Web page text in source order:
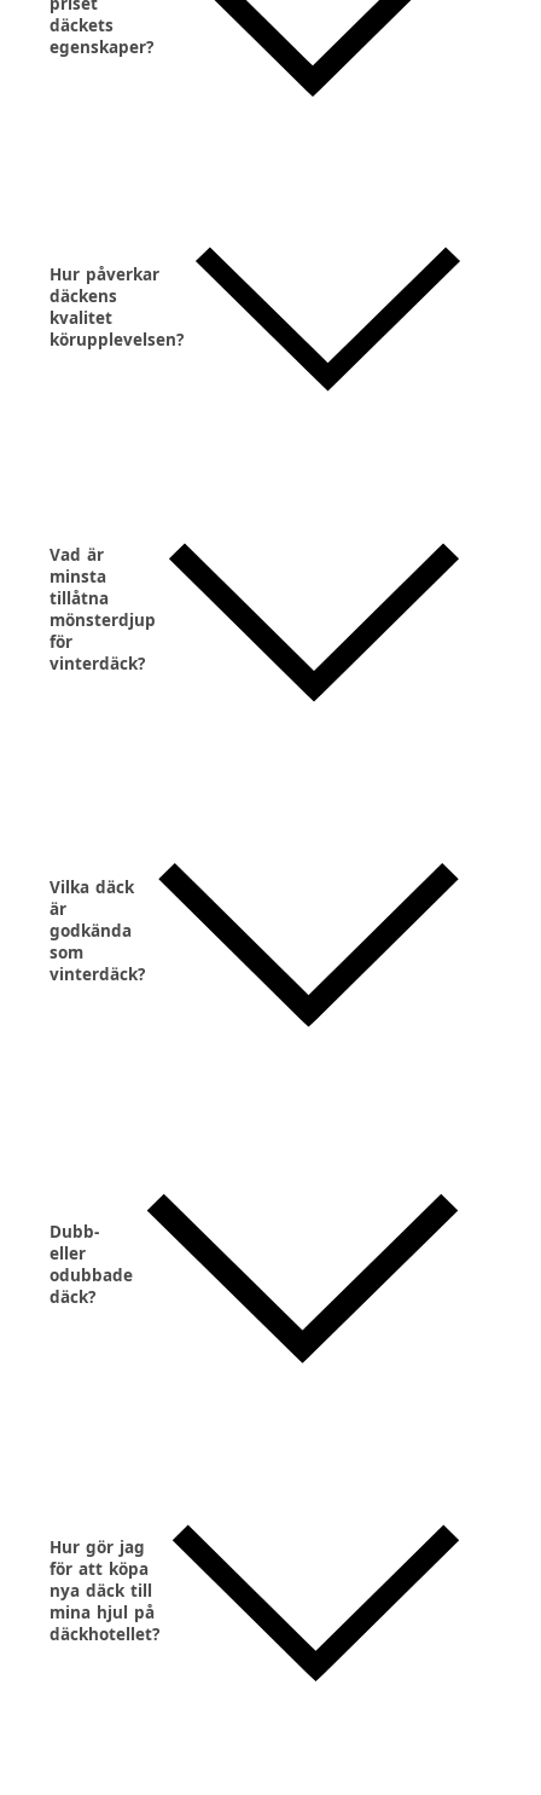
däckets
egenskaper?
Hur påverkar
däckens
kvalitet
körupplevelsen?
Vad är
minsta
tillåtna
mönsterdjup
för
vinterdäck?
Vilka däck
är
godkända
som
vinterdäck?
Dubb-
eller
odubbade
däck?
Hur gör jag
för att köpa
nya däck till
mina hjul på
däckhotellet?